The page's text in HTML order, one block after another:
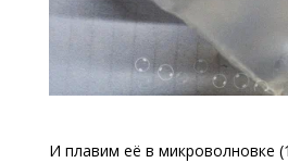
И плавим её в микроволновке